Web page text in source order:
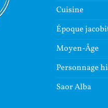
Cuisine
Époque
Moyen-Âge
Personnage
Saor Alba